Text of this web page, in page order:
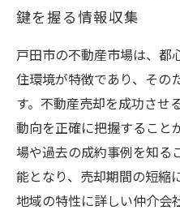
鍵を握る情報収集
戸田市の不動産市場は、都
住環境が特徴であり、その
す。不動産売却を成功させ
動向を正確に把握すること
場や過去の成約事例を知る
能となり、売却期間の短縮
地域の特性に詳しい仲介会